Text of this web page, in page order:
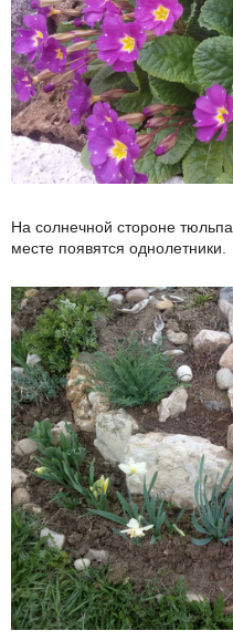
На солнечной стороне
месте появятся однолетники.